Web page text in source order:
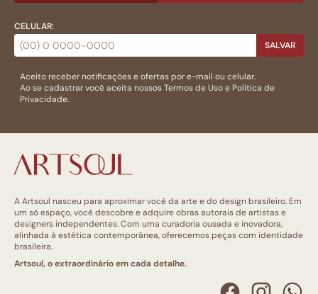
CELULAR:
SALVAR
Aceito receber notificações e ofertas por e-mail ou celular.
Ao se cadastrar você aceita nossosTermos de Usoe Politica de
Privacidade.
A Artsoul nasceu para aproximar você da arte e do design brasileiro. Em
um só espaço, você descobre e adquire obras autorais de artistas e
designers independentes. Com uma curadoria ousada e inovadora,
alinhada à estética contemporânea, oferecemos peças com identidade
brasileira.
Artsoul, o extraordinário em cada detalhe.